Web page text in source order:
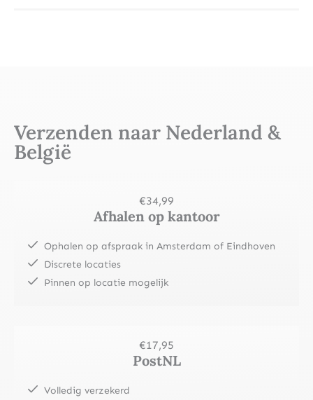
Verzenden naar Nederland &
België
€34,99
Afhalen op kantoor
Ophalen op afspraak in Amsterdam of Eindhoven
Discrete locaties
Pinnen op locatie mogelijk
€17,95
PostNL
Volledig verzekerd